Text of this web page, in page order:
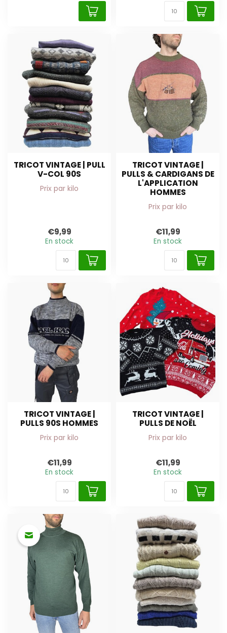
TRICOT VINTAGE | PULL
V-COL 90S
Prix par kilo
€9,99
En stock
TRICOT VINTAGE |
PULLS & CARDIGANS DE
L'APPLICATION
HOMMES
Prix par kilo
€11,99
En stock
TRICOT VINTAGE |
PULLS 90S HOMMES
Prix par kilo
€11,99
En stock
TRICOT VINTAGE |
PULLS DE NOËL
Prix par kilo
€11,99
En stock